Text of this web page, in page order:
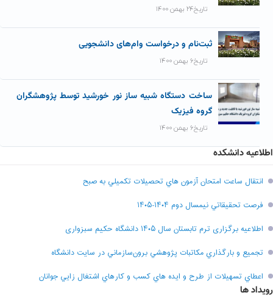
تاریخ۲۴ بهمن ۱۴۰۰
ثبت‌نام و درخواست وام‌های دانشجویی
تاریخ۶ بهمن ۱۴۰۰
ساخت دستگاه شبیه ساز نور خورشید توسط پژوهشگران
گروه فیزیک
تاریخ۶ بهمن ۱۴۰۰
اطلاعیه دانشکده
انتقال ساعت امتحان آزمون هاي تحصيلات تکميلي به صبح
فرصت تحقيقاتي نیمسال دوم ۱۴۰۴-۱۴۰۵
اطلاعیه برگزاری ترم تابستان سال ۱۴۰۵ دانشگاه حکیم سبزواری
تجميع و بارگذاري مکاتبات پژوهشي برون‌سازماني در سايت دانشگاه
اعطاي تسهيلات از طرح و ايده هاي کسب و کارهاي اشتغال زايي جوانان
رویداد ها